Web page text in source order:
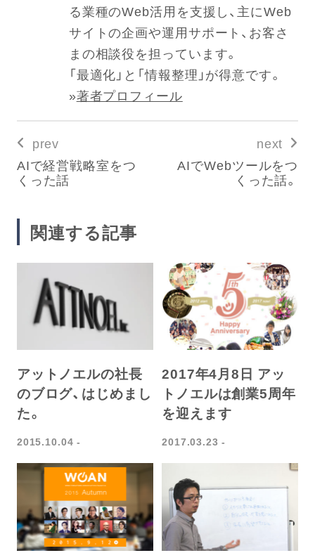
る業種のWeb活用を支援し、主にWeb
サイトの企画や運用サポート、お客さ
まの相談役を担っています。
「最適化」と「情報整理」が得意です。
»著者プロフィール
prev
AIで経営戦略室をつ
くった話
next
AIでWebツールをつ
くった話。
関連する記事
アットノエルの社長
のブログ、はじめまし
た。
2015.10.04
2017年4月8日 アッ
トノエルは創業5周年
を迎えます
2017.03.23